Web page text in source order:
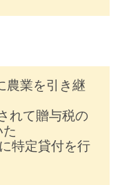
農業を引き継
れて贈与税の
特定貸付を行